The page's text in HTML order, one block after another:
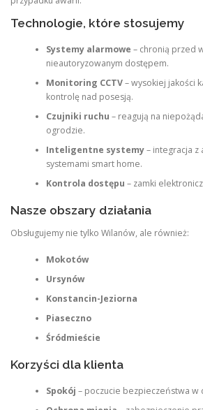
Technologie, które stosujemy
Systemy alarmowe – chronią przed
nieautoryzowanym dostępem.
Monitoring CCTV– wysokiej jakości
kontrolę nad posesją.
Czujniki ruchu – reagują na
ogrodzie.
Inteligentne systemy– integracja z
systemami smart home.
Kontrola dostępu – zamki
Nasze obszary działania
Obsługujemy nie tylko Wilanów, ale również:
Mokotów
Ursynów
Konstancin-Jeziorna
Piaseczno
Śródmieście
Korzyści dla klienta
Spokój – poczucie bezpieczeństwa w